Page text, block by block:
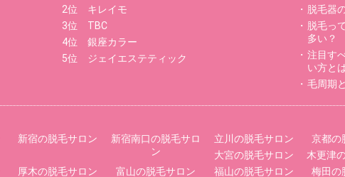
2位 キレイモ
3位 TBC
4位 銀座カラー
5位 ジェイエステティック
脱毛器
脱毛っ
多い？
注目す
い方と
毛周期
新宿の脱毛サロン
新宿南口の脱毛サロ
ン
立川の脱毛サロン 京都の
大宮の脱毛サロン
木更津
厚木の脱毛サロン 富山の脱毛サロン 福山の脱毛サロン 梅田の